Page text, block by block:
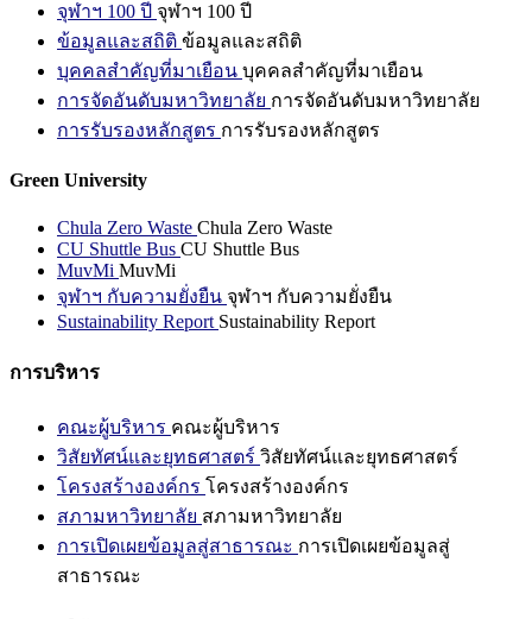
จุฬาฯ 100 ปี จุฬาฯ 100 ปี
ข้อมูลและสถิติ ข้อมูลและสถิติ
บุคคลสำคัญที่มาเยือน บุคคลสำคัญที่มาเยือน
การจัดอันดับมหาวิทยาลัย การจัดอันดับมหาวิทยาลัย
การรับรองหลักสูตร การรับรองหลักสูตร
Green University
Chula Zero Waste Chula Zero Waste
CU Shuttle Bus CU Shuttle Bus
MuvMi MuvMi
จุฬาฯ กับความยั่งยืน จุฬาฯ กับความยั่งยืน
Sustainability Report Sustainability Report
การบริหาร
คณะผู้บริหาร คณะผู้บริหาร
วิสัยทัศน์และยุทธศาสตร์ วิสัยทัศน์และยุทธศาสตร์
โครงสร้างองค์กร โครงสร้างองค์กร
สภามหาวิทยาลัย สภามหาวิทยาลัย
การเปิดเผยข้อมูลสู่สาธารณะ การเปิดเผยข้อมูลสู่
สาธารณะ